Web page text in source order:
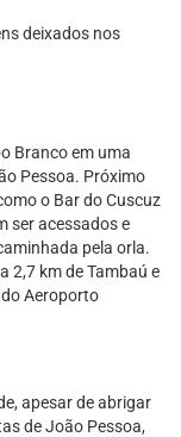
deixados nos
Branco em uma
Pessoa. Próximo
o Bar do Cuscuz
ser acessados e
pela orla.
2,7 km de Tambaú e
Aeroporto
apesar de abrigar
de João Pessoa,